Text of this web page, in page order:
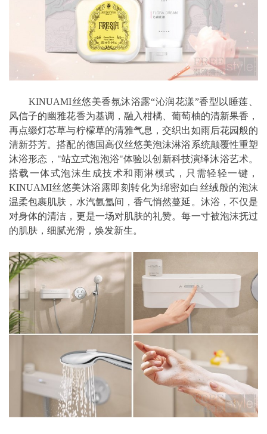
KINUAMI丝悠美香氛沐浴露“沁润花漾”香型以睡莲、
风信子的幽雅花香为基调，融入柑橘、葡萄柚的清新果香，
再点缀灯芯草与柠檬草的清雅气息，交织出如雨后花园般的
清新芬芳。搭配的德国高仪丝悠美泡沫淋浴系统颠覆性重塑
沐浴形态，"站立式泡泡浴"体验以创新科技演绎沐浴艺术。
搭载一体式泡沫生成技术和雨淋模式，只需轻轻一键，
KINUAMI丝悠美沐浴露即刻转化为绵密如白丝绒般的泡沫
温柔包裹肌肤，水汽氤氲间，香气悄然蔓延。沐浴，不仅是
对身体的清洁，更是一场对肌肤的礼赞。每一寸被泡沫抚过
的肌肤，细腻光滑，焕发新生。